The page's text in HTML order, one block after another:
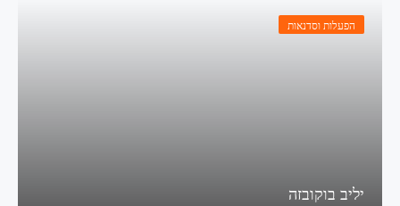
הפעלות וסדנאות
יליב בוקובזה